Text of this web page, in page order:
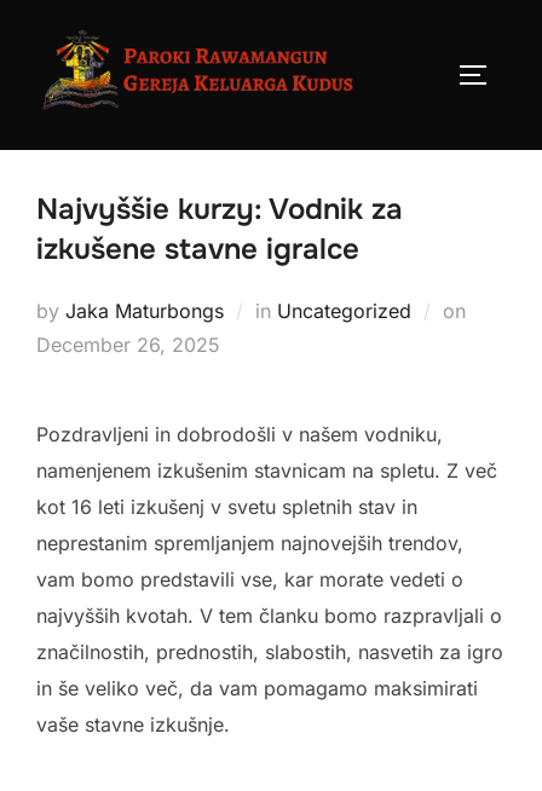
content
Najvyššie kurzy: Vodnik za
izkušene stavne igralce
by Jaka Maturbongs in Uncategorized on
December 26, 2025
Pozdravljeni in dobrodošli v našem vodniku,
namenjenem izkušenim stavnicam na spletu. Z več
kot 16 leti izkušenj v svetu spletnih stav in
neprestanim spremljanjem najnovejših trendov,
vam bomo predstavili vse, kar morate vedeti o
najvyšših kvotah. V tem članku bomo razpravljali o
značilnostih, prednostih, slabostih, nasvetih za igro
in še veliko več, da vam pomagamo maksimirati
vaše stavne izkušnje.